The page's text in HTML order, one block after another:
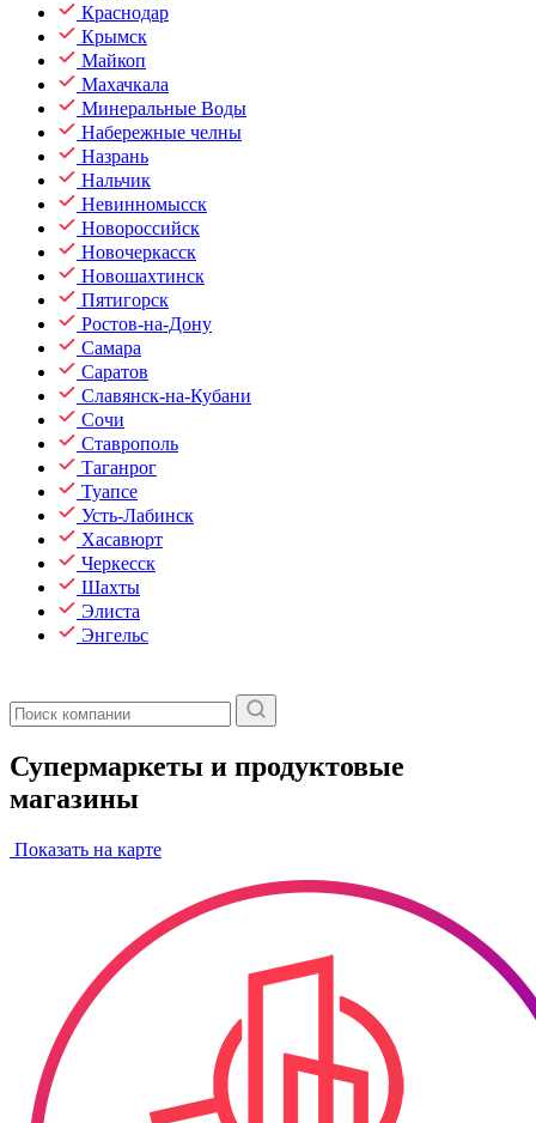
Краснодар
Крымск
Майкоп
Махачкала
Минеральные Воды
Набережные челны
Назрань
Нальчик
Невинномысск
Новороссийск
Новочеркасск
Новошахтинск
Пятигорск
Ростов-на-Дону
Самара
Саратов
Славянск-на-Кубани
Сочи
Ставрополь
Таганрог
Туапсе
Усть-Лабинск
Хасавюрт
Черкесск
Шахты
Элиста
Энгельс
Супермаркеты и продуктовые
магазины
Показать на карте